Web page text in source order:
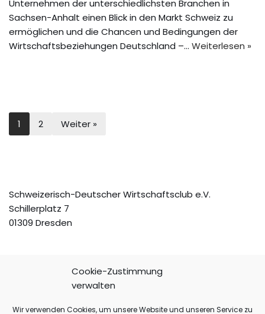
Cookie-Zustimmung
verwalten
Wir verwenden Cookies, um unsere Website und unseren Service zu
Unternehmen der unterschiedlichsten Branchen in
Sachsen-Anhalt einen Blick in den Markt Schweiz zu
ermöglichen und die Chancen und Bedingungen der
Wirtschaftsbeziehungen Deutschland –… Weiterlesen »
1 2 Weiter »
Schweizerisch-Deutscher Wirtschaftsclub e.V.
Schillerplatz 7
01309 Dresden
Telefon: +49(351) 3188121